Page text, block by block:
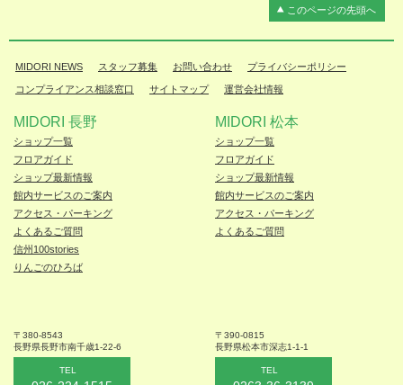
このページの先頭へ
MIDORI NEWS スタッフ募集 お問い合わせ プライバシーポリシー
コンプライアンス相談窓口 サイトマップ 運営会社情報
MIDORI 長野
ショップ一覧
フロアガイド
ショップ最新情報
館内サービスのご案内
アクセス・パーキング
よくあるご質問
信州100stories
りんごのひろば
〒380-8543
長野県長野市南千歳1-22-6
TEL
MIDORI 松本
ショップ一覧
フロアガイド
ショップ最新情報
館内サービスのご案内
アクセス・パーキング
よくあるご質問
〒390-0815
長野県松本市深志1-1-1
TEL